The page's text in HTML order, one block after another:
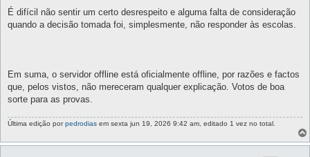
É difícil não sentir um certo desrespeito e alguma falta de consideração
quando a decisão tomada foi, simplesmente, não responder às escolas.
Em suma, o servidor offline está oficialmente offline, por razões e factos
que, pelos vistos, não mereceram qualquer explicação. Votos de boa
sorte para as provas.
Última edição porpedrodias em sexta jun 19, 2026 9:42 am, editado 1 vez no total.